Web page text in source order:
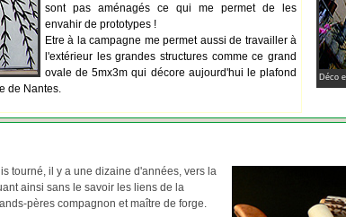
Déco
sont pas aménagés ce qui me permet de les
envahir de prototypes !
Etre à la campagne me permet aussi de travailler à
l'extérieur les grandes structures comme ce grand
ovale de 5mx3m qui décore aujourd'hui le plafond
de Nantes.
tourné, il y a une dizaine d'années, vers la
ainsi sans le savoir les liens de la
pères compagnon et maître de forge.